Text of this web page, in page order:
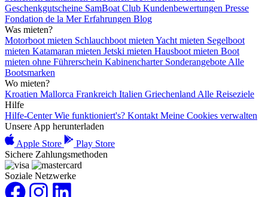
Geschenkgutscheine SamBoat Club Kundenbewertungen Presse
Fondation de la MerErfahrungen Blog
Was mieten?
Motorboot mieten Schlauchboot mieten Yacht mieten Segelboot
mieten Katamaran mieten Jetski mieten Hausboot mieten Boot
mieten ohne Führerschein Kabinencharter Sonderangebote Alle
Bootsmarken
Wo mieten?
Kroatien Mallorca Frankreich Italien Griechenland Alle Reiseziele
Hilfe
Hilfe-CenterWie funktioniert's? Kontakt Meine Cookies verwalten
Unsere App herunterladen
Apple Store
Play Store
Sichere Zahlungsmethoden
Soziale Netzwerke